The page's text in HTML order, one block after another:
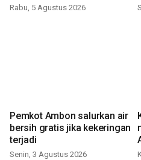
Rabu, 5 Agustus 2026
Pemkot Ambon salurkan air
bersih gratis jika kekeringan
terjadi
Senin, 3 Agustus 2026